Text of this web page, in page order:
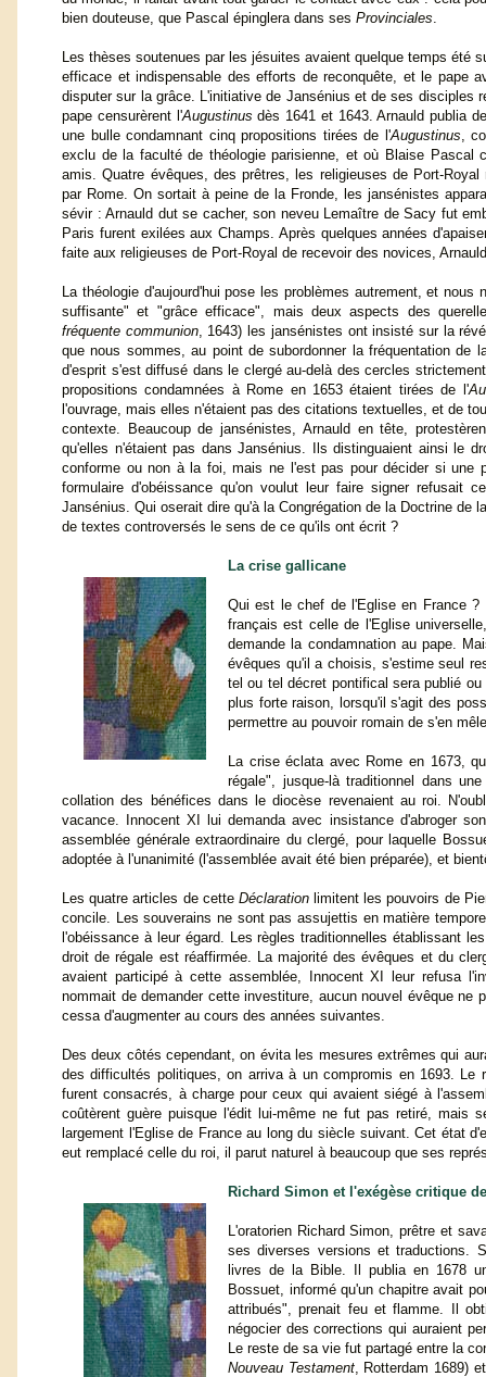
bien douteuse, que Pascal épinglera dans ses Provinciales.
Les thèses soutenues par les jésuites avaient quelque temps été
efficace et indispensable des efforts de reconquête, et le pape
disputer sur la grâce. L'initiative de Jansénius et de ses disciples
pape censurèrent l'Augustinus dès 1641 et 1643. Arnauld publia
une bulle condamnant cinq propositions tirées de l'Augustinus,
exclu de la faculté de théologie parisienne, et où Blaise Pascal
amis. Quatre évêques, des prêtres, les religieuses de Port-
par Rome. On sortait à peine de la Fronde, les jansénistes
sévir : Arnauld dut se cacher, son neveu Lemaître de Sacy fut
Paris furent exilées aux Champs. Après quelques années
faite aux religieuses de Port-Royal de recevoir des novices,
La théologie d'aujourd'hui pose les problèmes autrement, et
suffisante" et "grâce efficace", mais deux aspects des
fréquente communion, 1643) les jansénistes ont insisté sur la
que nous sommes, au point de subordonner la fréquentation
d'esprit s'est diffusé dans le clergé au-delà des cercles
propositions condamnées à Rome en 1653 étaient tirées de l'
l'ouvrage, mais elles n'étaient pas des citations textuelles, et de
contexte. Beaucoup de jansénistes, Arnauld en tête,
qu'elles n'étaient pas dans Jansénius. Ils distinguaient ainsi le
conforme ou non à la foi, mais ne l'est pas pour décider si une
formulaire d'obéissance qu'on voulut leur faire signer refusait
Jansénius. Qui oserait dire qu'à la Congrégation de la Doctrine de
de textes controversés le sens de ce qu'ils ont écrit ?
La crise gallicane
Qui est le chef de l'Eglise en France
français est celle de l'Eglise
demande la condamnation au pape.
évêques qu'il a choisis, s'estime seul
tel ou tel décret pontifical sera publié
plus forte raison, lorsqu'il s'agit des
permettre au pouvoir romain de s'en
La crise éclata avec Rome en 1673,
régale", jusque-là traditionnel dans
collation des bénéfices dans le diocèse revenaient au roi.
vacance. Innocent XI lui demanda avec insistance d'abroger
assemblée générale extraordinaire du clergé, pour laquelle
adoptée à l'unanimité (l'assemblée avait été bien préparée), et
Les quatre articles de cette Déclarationlimitent les pouvoirs de
concile. Les souverains ne sont pas assujettis en matière
l'obéissance à leur égard. Les règles traditionnelles établissant
droit de régale est réaffirmée. La majorité des évêques et du
avaient participé à cette assemblée, Innocent XI leur refusa
nommait de demander cette investiture, aucun nouvel évêque ne
cessa d'augmenter au cours des années suivantes.
Des deux côtés cependant, on évita les mesures extrêmes qui
des difficultés politiques, on arriva à un compromis en 1693.
furent consacrés, à charge pour ceux qui avaient siégé à
coûtèrent guère puisque l'édit lui-même ne fut pas retiré, mais
largement l'Eglise de France au long du siècle suivant. Cet état
eut remplacé celle du roi, il parut naturel à beaucoup que ses
Richard Simon et l'exégèse critique
L'oratorien Richard Simon, prêtre et
ses diverses versions et traductions.
livres de la Bible. Il publia en 1678
Bossuet, informé qu'un chapitre avait
attribués", prenait feu et flamme. Il
négocier des corrections qui auraient
Le reste de sa vie fut partagé entre la
Nouveau Testament, Rotterdam 1689)